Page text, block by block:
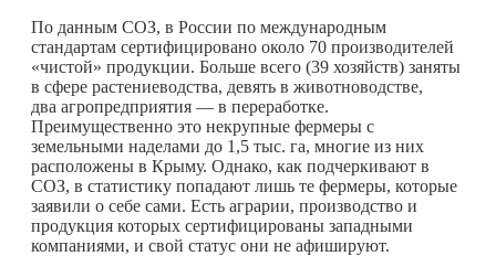
По данным СОЗ, в России по международным
стандартам сертифицировано около 70 производителей
«чистой» продукции. Больше всего (39 хозяйств) заняты
в сфере растениеводства, девять в животноводстве,
два агропредприятия — в переработке.
Преимущественно это некрупные фермеры с
земельными наделами до 1,5 тыс. га, многие из них
расположены в Крыму. Однако, как подчеркивают в
СОЗ, в статистику попадают лишь те фермеры, которые
заявили о себе сами. Есть аграрии, производство и
продукция которых сертифицированы западными
компаниями, и свой статус они не афишируют.